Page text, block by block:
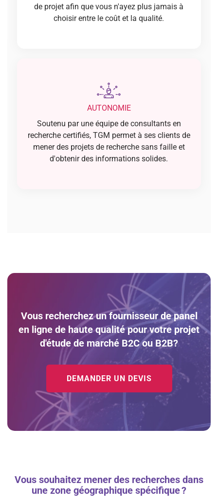
de projet afin que vous n'ayez plus jamais à
choisir entre le coût et la qualité.
AUTONOMIE
Soutenu par une équipe de consultants en
recherche certifiés, TGM permet à ses clients de
mener des projets de recherche sans faille et
d'obtenir des informations solides.
Vous recherchez un fournisseur de panel
en ligne de haute qualité pour votre projet
d'étude de marché B2C ou B2B?
DEMANDER UN DEVIS
Vous souhaitez mener des recherches dans
une zone géographique spécifique ?